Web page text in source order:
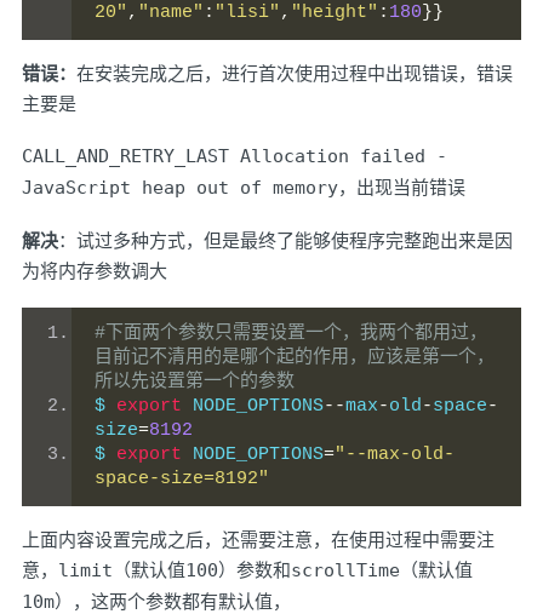
20" , "name" : "lisi" , "height" : 180 }}
错误： 在安装完成之后，进行首次使用过程中出现错误，错误
主要是
CALL_AND_RETRY_LAST Allocation failed -
JavaScript heap out of memory，出现当前错误
解决：试过多种方式，但是最终了能够使程序完整跑出来是因
为将内存参数调大
#下面两个参数只需要设置一个，我两个都用过，
目前记不清用的是哪个起的作用，应该是第一个，
所以先设置第一个的参数
$ export NODE_OPTIONS--max-old-space-
size=8192
$ export NODE_OPTIONS="--max-old-
space-size=8192"
上面内容设置完成之后，还需要注意，在使用过程中需要注
意， limit（默认值100） 参数和scrollTime（默认值
10m）
，这两个参数都有默认值，